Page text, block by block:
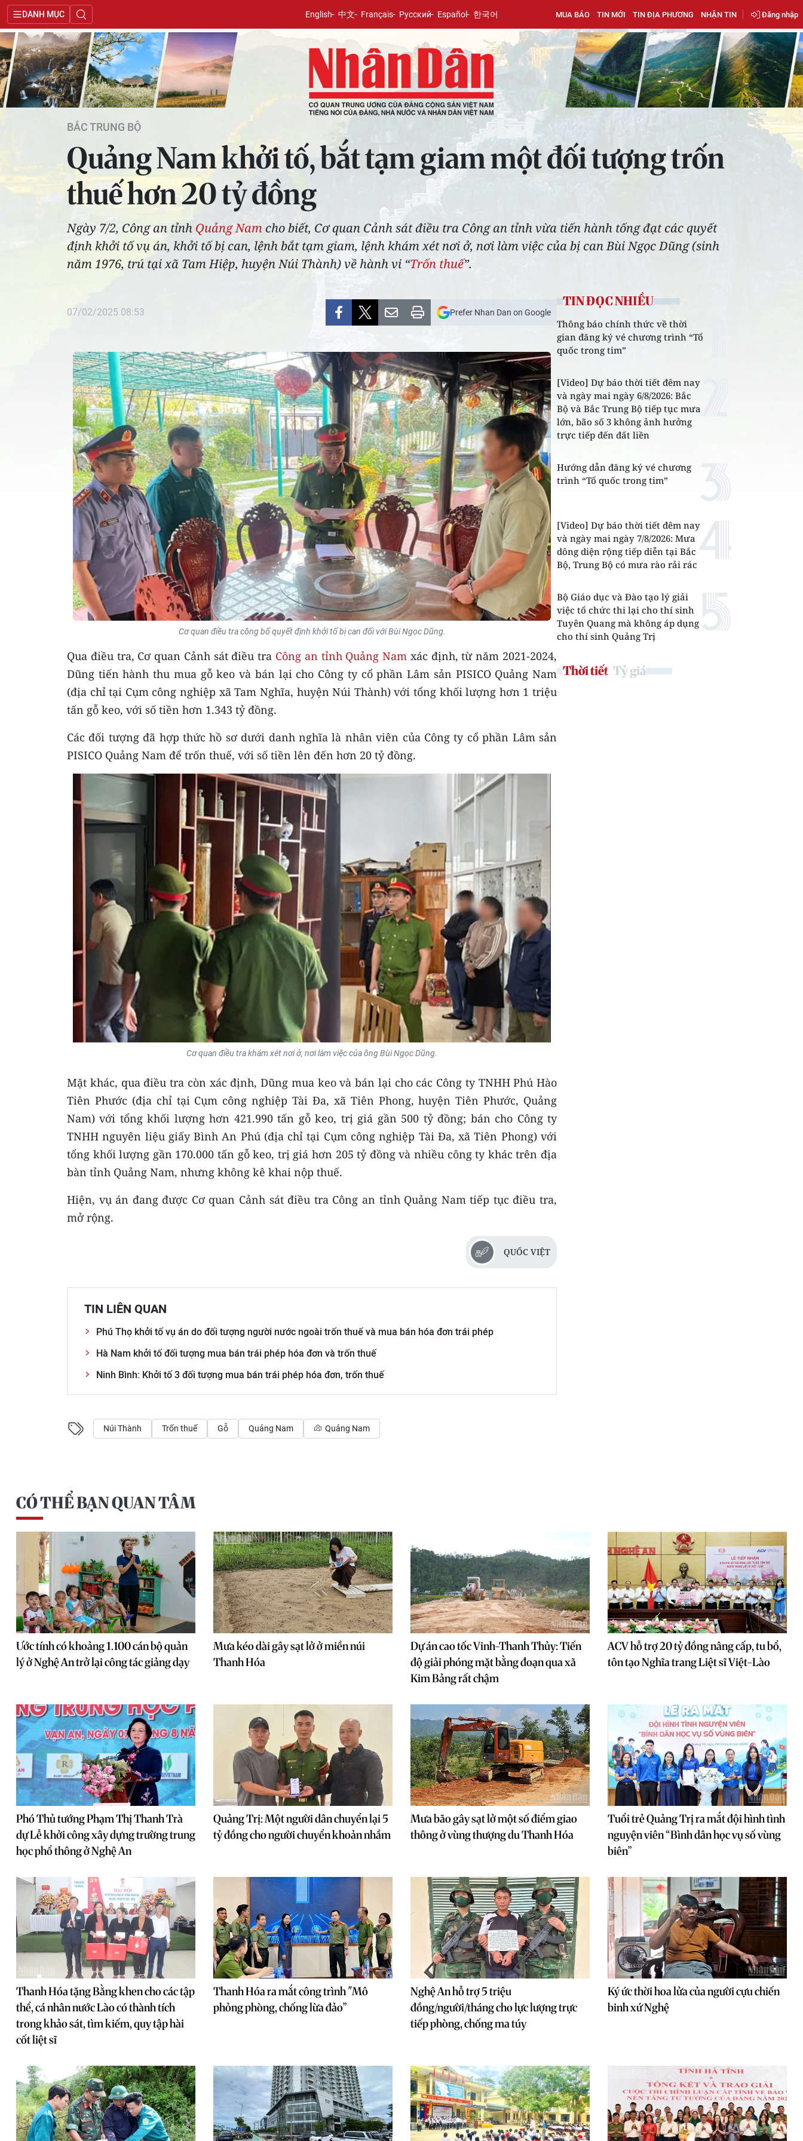
DANH MỤC English 中文 Français Русский Español 한국어 MUA BÁO TIN MỚI TIN ĐỊA PHƯƠNG NHẬN TIN Đăng nhập
BẮC TRUNG BỘ
Quảng Nam khởi tố, bắt tạm giam một đối tượng trốn
thuế hơn 20 tỷ đồng
Ngày 7/2, Công an tỉnh Quảng Nam cho biết, Cơ quan Cảnh sát điều tra Công an tỉnh vừa tiến hành tống đạt các quyết
định khởi tố vụ án, khởi tố bị can, lệnh bắt tạm giam, lệnh khám xét nơi ở, nơi làm việc của bị can Bùi Ngọc Dũng (sinh
năm 1976, trú tại xã Tam Hiệp, huyện Núi Thành) về hành vi “Trốn thuế”.
07/02/2025 08:53 Prefer Nhan Dan on Google
Cơ quan điều tra công bố quyết định khởi tố bị can đối với Bùi Ngọc Dũng.
Qua điều tra, Cơ quan Cảnh sát điều tra Công an tỉnh Quảng Nam xác định, từ năm 2021-2024,
Dũng tiến hành thu mua gỗ keo và bán lại cho Công ty cổ phần Lâm sản PISICO Quảng Nam
(địa chỉ tại Cụm công nghiệp xã Tam Nghĩa, huyện Núi Thành) với tổng khối lượng hơn 1 triệu
tấn gỗ keo, với số tiền hơn 1.343 tỷ đồng.
Các đối tượng đã hợp thức hồ sơ dưới danh nghĩa là nhân viên của Công ty cổ phần Lâm sản
PISICO Quảng Nam để trốn thuế, với số tiền lên đến hơn 20 tỷ đồng.
Cơ quan điều tra khám xét nơi ở, nơi làm việc của ông Bùi Ngọc Dũng.
Mặt khác, qua điều tra còn xác định, Dũng mua keo và bán lại cho các Công ty TNHH Phú Hào
Tiên Phước (địa chỉ tại Cụm công nghiệp Tài Đa, xã Tiên Phong, huyện Tiên Phước, Quảng
Nam) với tổng khối lượng hơn 421.990 tấn gỗ keo, trị giá gần 500 tỷ đồng; bán cho Công ty
TNHH nguyên liệu giấy Bình An Phú (địa chỉ tại Cụm công nghiệp Tài Đa, xã Tiên Phong) với
tổng khối lượng gần 170.000 tấn gỗ keo, trị giá hơn 205 tỷ đồng và nhiều công ty khác trên địa
bàn tỉnh Quảng Nam, nhưng không kê khai nộp thuế.
Hiện, vụ án đang được Cơ quan Cảnh sát điều tra Công an tỉnh Quảng Nam tiếp tục điều tra,
mở rộng.
QUỐC VIỆT
TIN LIÊN QUAN
Phú Thọ khởi tố vụ án do đối tượng người nước ngoài trốn thuế và mua bán hóa đơn trái phép
Hà Nam khởi tố đối tượng mua bán trái phép hóa đơn và trốn thuế
Ninh Bình: Khởi tố 3 đối tượng mua bán trái phép hóa đơn, trốn thuế
Núi Thành Trốn thuế Gỗ Quảng Nam Quảng Nam
TIN ĐỌC NHIỀU
Thông báo chính thức về thời
gian đăng ký vé chương trình “Tổ
quốc trong tim”
[Video] Dự báo thời tiết đêm nay
và ngày mai ngày 6/8/2026: Bắc
Bộ và Bắc Trung Bộ tiếp tục mưa
lớn, bão số 3 không ảnh hưởng
trực tiếp đến đất liền
Hướng dẫn đăng ký vé chương
trình “Tổ quốc trong tim”
[Video] Dự báo thời tiết đêm nay
và ngày mai ngày 7/8/2026: Mưa
dông diện rộng tiếp diễn tại Bắc
Bộ, Trung Bộ có mưa rào rải rác
Bộ Giáo dục và Đào tạo lý giải
việc tổ chức thi lại cho thí sinh
Tuyên Quang mà không áp dụng
cho thí sinh Quảng Trị
Thời tiết Tỷ giá
CÓ THỂ BẠN QUAN TÂM
Ước tính có khoảng 1.100 cán bộ quản
lý ở Nghệ An trở lại công tác giảng dạy
Mưa kéo dài gây sạt lở ở miền núi
Thanh Hóa
Dự án cao tốc Vinh-Thanh Thủy: Tiến
độ giải phóng mặt bằng đoạn qua xã
Kim Bảng rất chậm
ACV hỗ trợ 20 tỷ đồng nâng cấp, tu bổ,
tôn tạo Nghĩa trang Liệt sĩ Việt-Lào
Phó Thủ tướng Phạm Thị Thanh Trà
dự Lễ khởi công xây dựng trường trung
học phổ thông ở Nghệ An
Quảng Trị: Một người dân chuyển lại 5
tỷ đồng cho người chuyển khoản nhầm
Mưa bão gây sạt lở một số điểm giao
thông ở vùng thượng du Thanh Hóa
Tuổi trẻ Quảng Trị ra mắt đội hình tình
nguyện viên “Bình dân học vụ số vùng
biên”
Thanh Hóa tặng Bằng khen cho các tập
thể, cá nhân nước Lào có thành tích
trong khảo sát, tìm kiếm, quy tập hài
cốt liệt sĩ
Thanh Hóa ra mắt công trình "Mô
phỏng phòng, chống lừa đảo”
Nghệ An hỗ trợ 5 triệu
đồng/người/tháng cho lực lượng trực
tiếp phòng, chống ma túy
Ký ức thời hoa lửa của người cựu chiến
binh xứ Nghệ